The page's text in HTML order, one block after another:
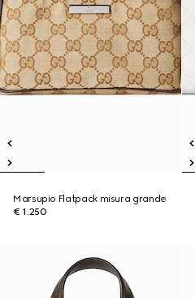
Marsupio Flatpack misura grande
€ 1.250